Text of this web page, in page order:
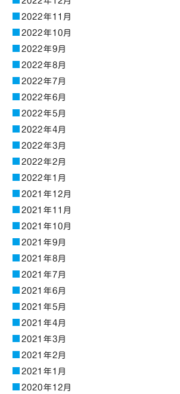
2022年11月
2022年10月
2022年9月
2022年8月
2022年7月
2022年6月
2022年5月
2022年4月
2022年3月
2022年2月
2022年1月
2021年12月
2021年11月
2021年10月
2021年9月
2021年8月
2021年7月
2021年6月
2021年5月
2021年4月
2021年3月
2021年2月
2021年1月
2020年12月